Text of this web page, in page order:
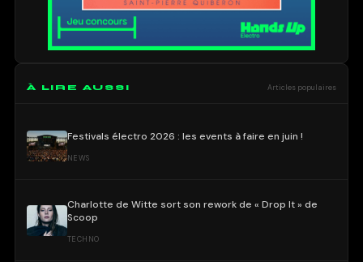
À LIRE AUSSI Articles populaires
Festivals électro 2026 : les events à faire en juin !
NEWS
Charlotte de Witte sort son rework de « Drop It » de
Scoop
TECHNO